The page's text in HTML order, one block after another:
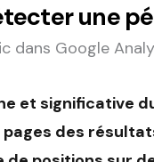
une
dans Google
et significative
pages des